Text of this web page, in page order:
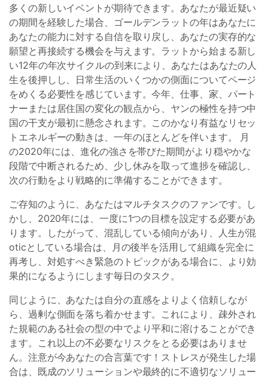
多くの新しいイベントが期待できます。あなたが最近疑い
の期間を経験した場合、ゴールデンラットの年はあなたに
あなたの能力に対する自信を取り戻し、あなたの実存的な
願望と再接続する機会を与えます。ラットから始まる新し
い12年の年次サイクルの到来により、あなたはあなたの人
生を後押しし、日常生活のいくつかの側面についてページ
をめくる必要性を感じています。今年、仕事、家、パート
ナーまたは居住国の変化の観点から、ヤンの極性を持つ中
国の干支が最初に懸念されます。このかなり有益なリセッ
トエネルギーの動きは、一年のほとんどを伴います。 月
の2020年には、進化の強さを帯びた期間がより穏やかな
段階で中断されるため、少し休みを取って進捗を確認し、
次の行動をより戦略的に準備することができます。
ご存知のように、あなたはマルチタスクのファンです。し
かし、2020年には、一度に1つの目標を設定する必要があ
ります。したがって、混乱している傾向があり、人生が混
oticとしている場合は、月の後半を活用して組織を完全に
再考し、対処すべき緊急のトピックがある場合に、より効
果的になるようにします毎日のタスク。
同じように、あなたは自分の直感をよりよく信頼しなが
ら、過剰な側面を落ち着かせます。これにより、疎外され
た規範のある社会の型の中でより平和に溶けることができ
ます。これ以上の不必要なリスクをとる必要はありませ
ん。注意が今あなたの合言葉です！ストレスが発生した場
合は、既成のソリューションや最終的に不適切なソリュー